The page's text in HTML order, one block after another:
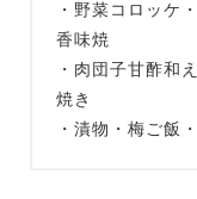
・野菜コロッケ
香味焼
・肉団子甘酢和
焼き
・漬物・梅ご飯